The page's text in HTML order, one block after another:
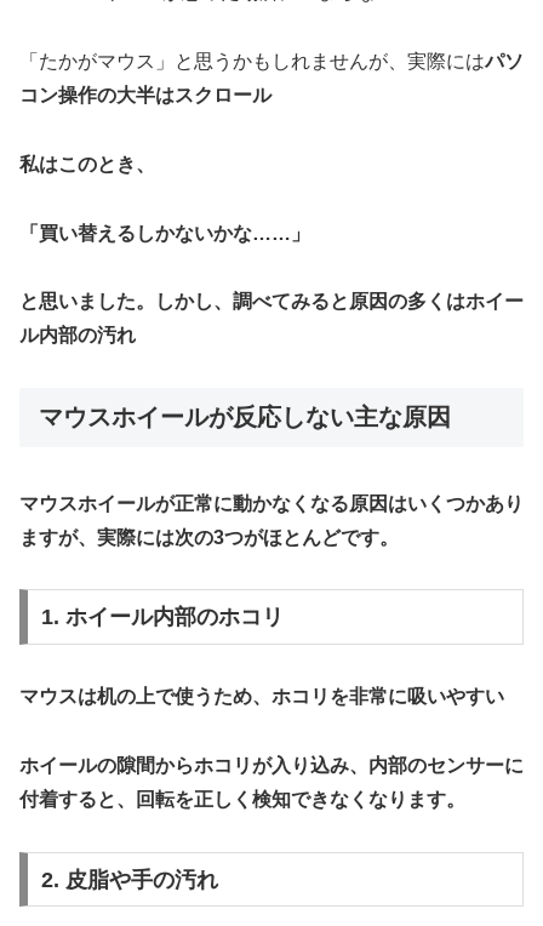
「たかがマウス」と思うかもしれませんが、実際にはパソ
コン操作の大半はスクロール
私はこのとき、
「買い替えるしかないかな……」
と思いました。しかし、調べてみると 原因の多くはホイー
ル内部の汚れ
マウスホイールが反応しない主な原因
マウスホイールが正常に動かなくなる原因はいくつかあり
ますが、実際には次の3つがほとんどです。
1. ホイール内部のホコリ
マウスは机の上で使うため、 ホコリを非常に吸いやすい
ホイールの隙間からホコリが入り込み、内部のセンサーに
付着すると、回転を正しく検知できなくなります。
2. 皮脂や手の汚れ